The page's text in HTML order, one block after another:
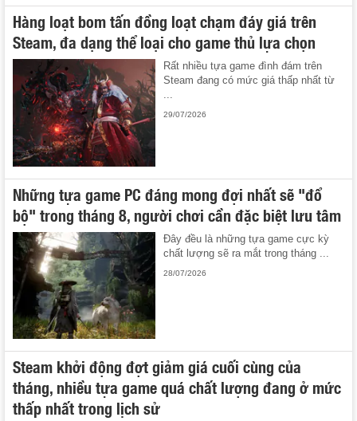
Hàng loạt bom tấn đồng loạt chạm đáy giá trên
Steam, đa dạng thể loại cho game thủ lựa chọn
Rất nhiều tựa game đình đám trên
Steam đang có mức giá thấp nhất từ
...
29/07/2026
Những tựa game PC đáng mong đợi nhất sẽ "đổ
bộ" trong tháng 8, người chơi cần đặc biệt lưu tâm
Đây đều là những tựa game cực kỳ
chất lượng sẽ ra mắt trong tháng ...
28/07/2026
Steam khởi động đợt giảm giá cuối cùng của
tháng, nhiều tựa game quá chất lượng đang ở mức
thấp nhất trong lịch sử